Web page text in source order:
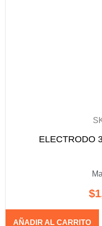
ELECTRODO
$
AÑADIR AL CARRITO